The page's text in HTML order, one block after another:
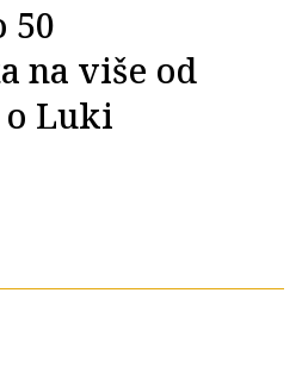
50
na više od
o Luki